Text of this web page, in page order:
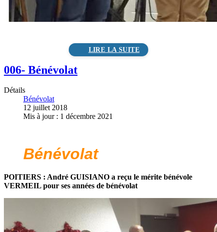
006- Bénévolat
Détails
Bénévolat
12 juillet 2018
Mis à jour : 1 décembre 2021
Bénévolat
POITIERS : André GUISIANO a reçu le mérite bénévole
VERMEIL pour ses années de bénévolat